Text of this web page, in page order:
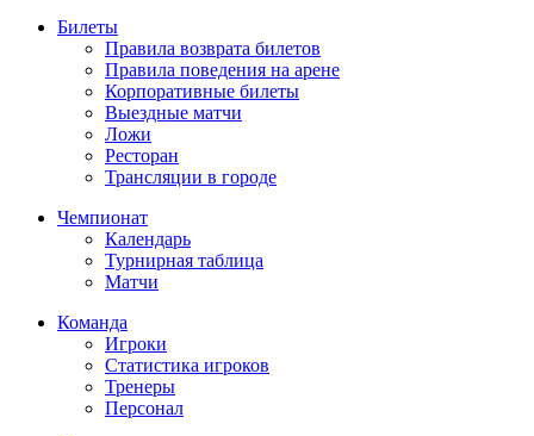
Билеты
Правила возврата билетов
Правила поведения на арене
Корпоративные билеты
Выездные матчи
Ложи
Ресторан
Трансляции в городе
Чемпионат
Календарь
Турнирная таблица
Матчи
Команда
Игроки
Статистика игроков
Тренеры
Персонал